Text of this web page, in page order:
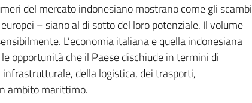
del mercato indonesiano mostrano come gli scambi
– siano al di sotto del loro potenziale. Il volume
L’economia italiana e quella indonesiana
opportunità che il Paese dischiude in termini di
della logistica, dei trasporti,
ambito marittimo.